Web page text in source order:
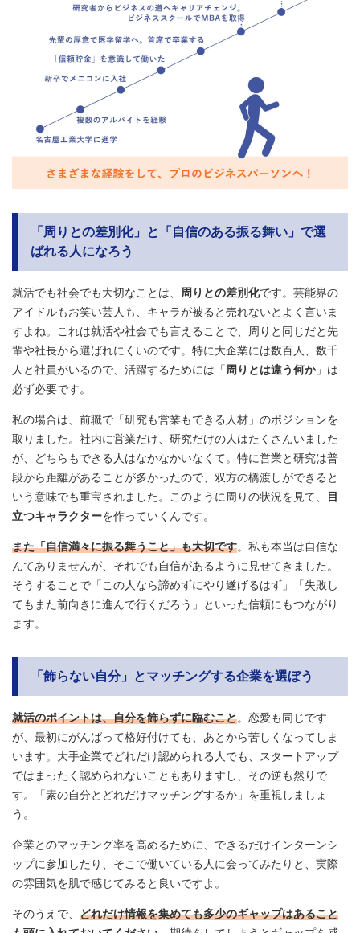
「周りとの差別化」と「自信のある振る舞い」で選
ばれる人になろう
就活でも社会でも大切なことは、 周りとの差別化です。芸能界の
アイドルもお笑い芸人も、キャラが被ると売れないとよく言いま
すよね。これは就活や社会でも言えることで、周りと同じだと先
輩や社長から選ばれにくいのです。特に大企業には数百人、数千
人と社員がいるので、活躍するためには「周りとは違う何か」は
必ず必要です。
私の場合は、前職で「研究も営業もできる人材」のポジションを
取りました。社内に営業だけ、研究だけの人はたくさんいました
が、どちらもできる人はなかなかいなくて。特に営業と研究は普
段から距離があることが多かったので、双方の橋渡しができると
いう意味でも重宝されました。このように周りの状況を見て、
目
立つキャラクターを作っていくんです。
また「自信満々に振る舞うこと」も大切です。私も本当は自信な
んてありませんが、それでも自信があるように見せてきました。
そうすることで「この人なら諦めずにやり遂げるはず」「失敗し
てもまた前向きに進んで行くだろう」といった信頼にもつながり
ます。
「飾らない自分」とマッチングする企業を選ぼう
就活のポイントは、自分を飾らずに臨むこと。恋愛も同じです
が、最初にがんばって格好付けても、あとから苦しくなってしま
います。大手企業でどれだけ認められる人でも、スタートアップ
ではまったく認められないこともありますし、その逆も然りで
す。「素の自分とどれだけマッチングするか」を重視しましょ
う。
企業とのマッチング率を高めるために、できるだけインターンシ
ップに参加したり、そこで働いている人に会ってみたりと、実際
の雰囲気を肌で感じてみると良いですよ。
そのうえで、 どれだけ情報を集めても多少のギャップはあること